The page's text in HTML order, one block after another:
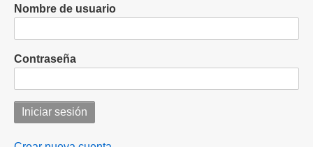
Nombre de usuario
Contraseña